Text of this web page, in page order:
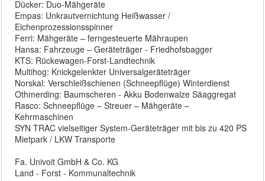
Dücker: Duo-Mähgeräte
Empas: Unkrautvernichtung Heißwasser /
Eichenprozessionsspinner
Ferri: Mähgeräte – ferngesteuerte Mähraupen
Hansa: Fahrzeuge – Geräteträger - Friedhofsbagger
KTS: Rückewagen-Forst-Landtechnik
Multihog: Knickgelenkter Universalgeräteträger
Norskal: Verschleißschienen (Schneepflüge) Winterdienst
Othmerding: Baumscheren - Akku Bodenwalze Säaggregat
Rasco: Schneepflüge – Streuer – Mähgeräte –
Kehrmaschinen
SYN TRAC vielseitiger System-Geräteträger mit bis zu 420 PS
Mietpark / LKW Transporte
Fa. Univoit GmbH & Co. KG
Land - Forst - Kommunaltechnik